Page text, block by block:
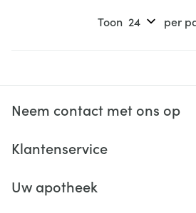
Toon per
Neem contact met ons op
Klantenservice
Uw apotheek